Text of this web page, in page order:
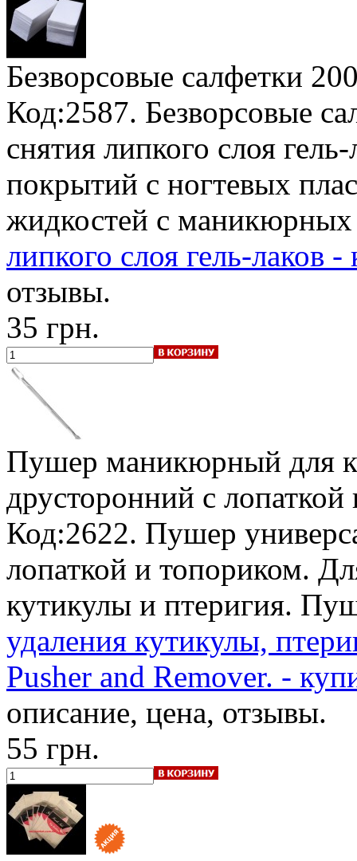
Безворсовые салфетки
Код:2587. Безворсовые
снятия липкого слоя
покрытий с ногтевых
жидкостей с
липкого слоя гель-лаков
отзывы.
35 грн.
Пушер маникюрный для
друсторонний с
Код:2622. Пушер
лопаткой и топориком.
кутикулы и птеригия.
удаления кутикулы,
Pusher and Remover. -
описание, цена, отзывы.
55 грн.